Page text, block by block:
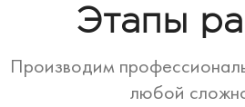
Этапы
Производим
любой